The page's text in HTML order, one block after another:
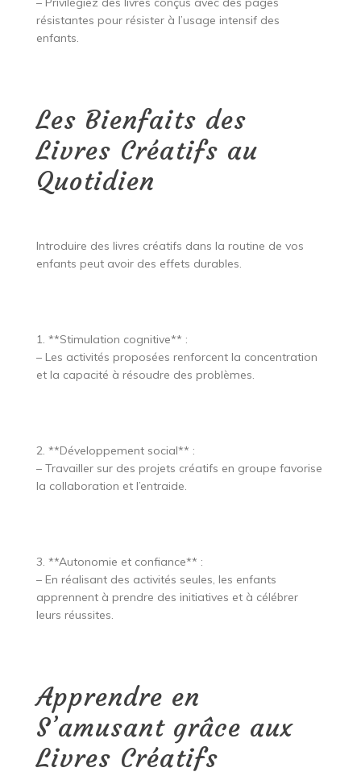
résistantes pour résister à l’usage intensif des
enfants.
Les Bienfaits des
Livres Créatifs au
Quotidien
Introduire des livres créatifs dans la routine de vos
enfants peut avoir des effets durables.
1. **Stimulation cognitive** :
– Les activités proposées renforcent la concentration
et la capacité à résoudre des problèmes.
2. **Développement social** :
– Travailler sur des projets créatifs en groupe favorise
la collaboration et l’entraide.
3. **Autonomie et confiance** :
– En réalisant des activités seules, les enfants
apprennent à prendre des initiatives et à célébrer
leurs réussites.
Apprendre en
S’amusant grâce aux
Livres Créatifs